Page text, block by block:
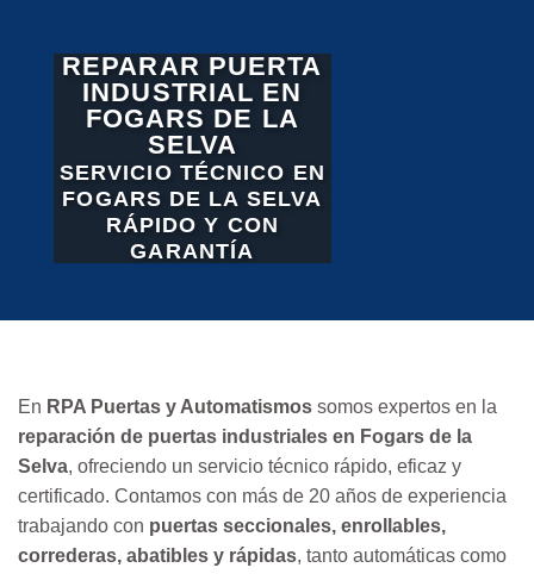
REPARAR PUERTA
INDUSTRIAL EN
FOGARS DE LA
SELVA
SERVICIO TÉCNICO EN
FOGARS DE LA SELVA
RÁPIDO Y CON
GARANTÍA
En RPA Puertas y Automatismos somos expertos en la
reparación de puertas industriales en Fogars de la
Selva, ofreciendo un servicio técnico rápido, eficaz y
certificado. Contamos con más de 20 años de experiencia
trabajando con puertas seccionales, enrollables,
correderas, abatibles y rápidas, tanto automáticas como